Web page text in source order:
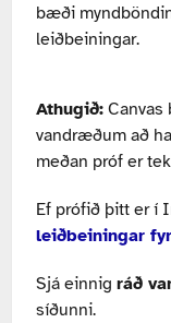
bæði
leiðbeiningar.
Athugið: Canvas
vandræðum að
meðan próf er
Ef prófið þitt er í
leiðbeiningar
Sjá einnig ráð
síðunni.